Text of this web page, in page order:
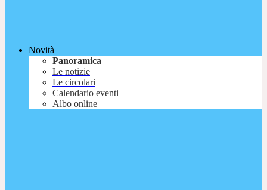
Novità
Panoramica
Le notizie
Le circolari
Calendario eventi
Albo online